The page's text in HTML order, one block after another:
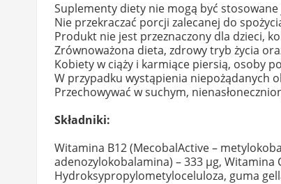
Suplementy diety nie mogą być
Nie przekraczać porcji zalecanej do
Produkt nie jest przeznaczony dla dzieci,
Zrównoważona dieta, zdrowy tryb życia
Kobiety w ciąży i karmiące piersią, osoby
W przypadku wystąpienia niepożądanych
Przechowywać w suchym,
Składniki:
Witamina B12 (MecobalActive –
adenozylokobalamina) – 333 µg, Witamina
Hydroksypropylometyloceluloza, guma